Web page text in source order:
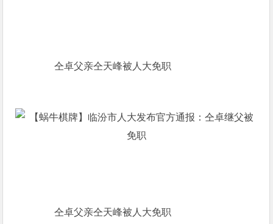
仝卓父亲仝天峰被人大免职
仝卓父亲仝天峰被人大免职